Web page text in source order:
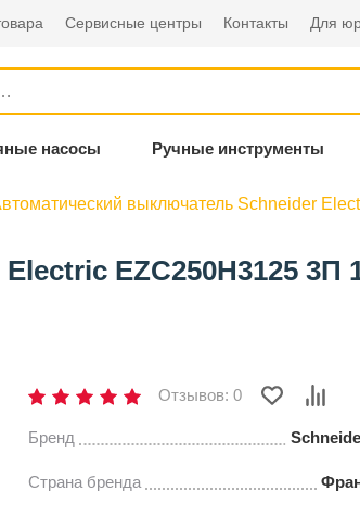
Сервисные центры Контакты Для
насосы Ручные инструменты
выключатель Schneider
EZC250H3125 3П
Отзывов: 0
Бренд
Страна бренда